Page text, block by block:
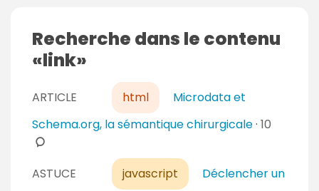
i
n
i
e
Recherche dans le contenu
link
ARTICLE html
Microdata et
Schema.org, la sémantique chirurgicale· 10
m
ASTUCE javascript
Déclencher un